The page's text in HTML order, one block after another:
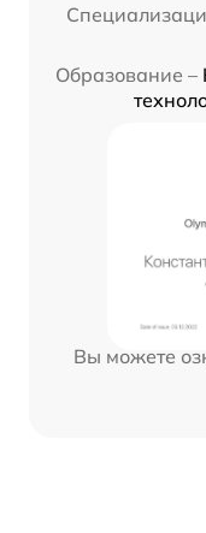
Образование –
Вы можете